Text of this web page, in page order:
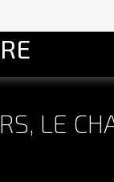
LE